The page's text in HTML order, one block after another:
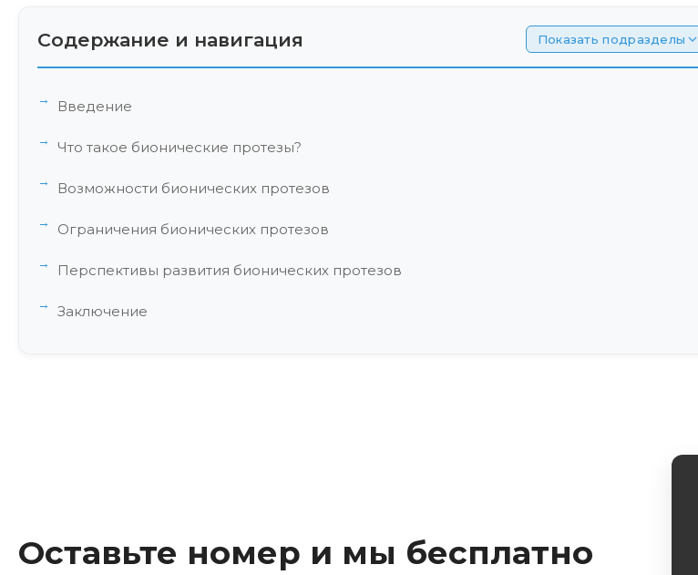
Содержание и навигация Показать подразделы
Введение
Что такое бионические протезы?
Возможности бионических протезов
Ограничения бионических протезов
Перспективы развития бионических протезов
Заключение
Оставьте номер и мы бесплатно